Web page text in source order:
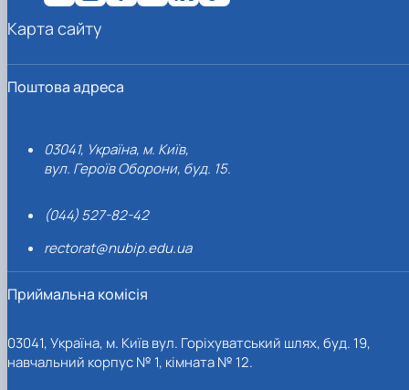
Поштова адреса
03041, Україна, м. Київ,
вул. Героїв Оборони, буд. 15.
(044) 527-82-42
rectorat@nubip.edu.ua
Приймальна комісія
03041, Україна, м. Київ вул. Горіхуватський шлях, буд. 19,
навчальний корпус № 1, кімната № 12.
Карта сайту